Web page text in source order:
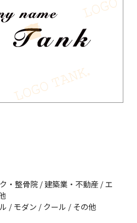
・整骨院 / 建築業・不動産 / エ
/ モダン / クール / その他